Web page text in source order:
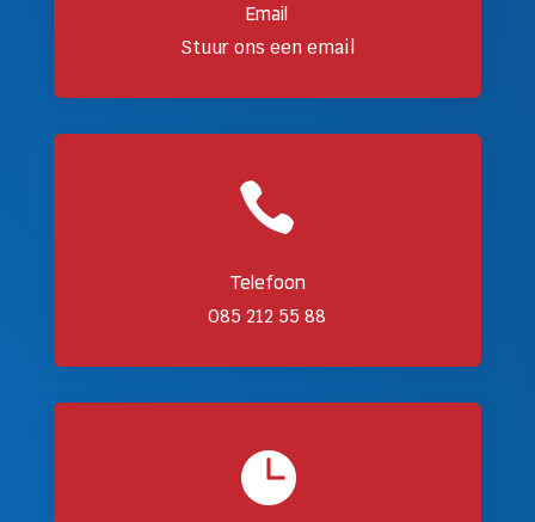
Email
Stuur ons een email

Telefoon
085 212 55 88
